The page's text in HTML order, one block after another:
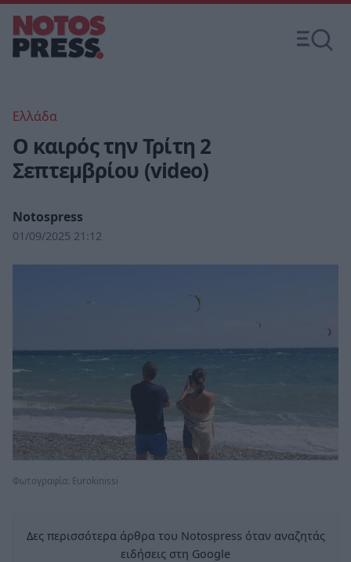
Ελλάδα
Ο καιρός την Τρίτη 2
Σεπτεμβρίου (video)
Notospress
01/09/2025 21:12
Φωτογραφία: Eurokinissi
Δες περισσότερα άρθρα του Notospress όταν αναζητάς
ειδήσεις στη Google